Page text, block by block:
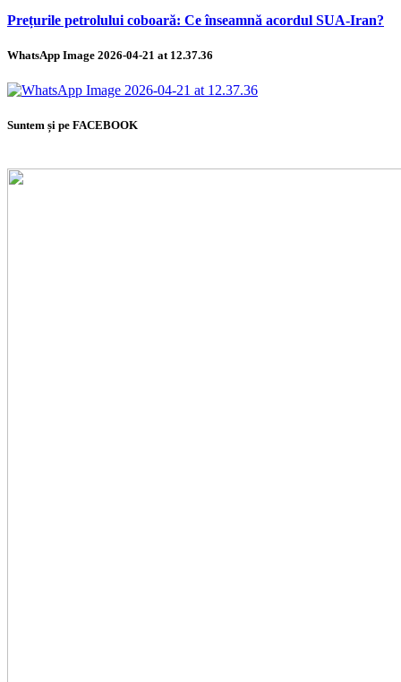
Prețurile petrolului coboară: Ce înseamnă acordul SUA-Iran?
WhatsApp Image 2026-04-21 at 12.37.36
Suntem și pe FACEBOOK